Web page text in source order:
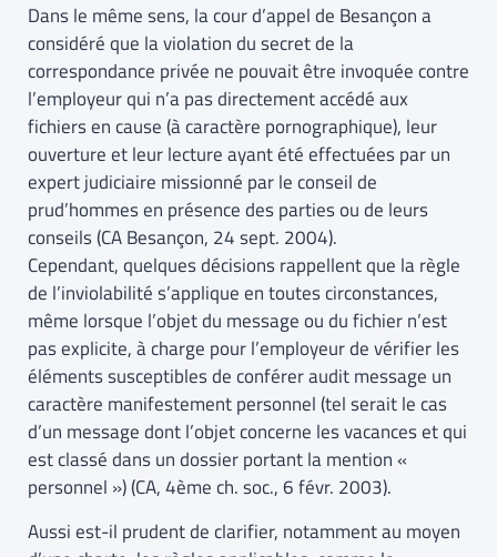
Dans le même sens, la cour d’appel de Besançon a
considéré que la violation du secret de la
correspondance privée ne pouvait être invoquée contre
l’employeur qui n’a pas directement accédé aux
fichiers en cause (à caractère pornographique), leur
ouverture et leur lecture ayant été effectuées par un
expert judiciaire missionné par le conseil de
prud’hommes en présence des parties ou de leurs
conseils (CA Besançon, 24 sept. 2004).
Cependant, quelques décisions rappellent que la règle
de l’inviolabilité s’applique en toutes circonstances,
même lorsque l’objet du message ou du fichier n’est
pas explicite, à charge pour l’employeur de vérifier les
éléments susceptibles de conférer audit message un
caractère manifestement personnel (tel serait le cas
d’un message dont l’objet concerne les vacances et qui
est classé dans un dossier portant la mention «
personnel ») (CA, 4ème ch. soc., 6 févr. 2003).
Aussi est-il prudent de clarifier, notamment au moyen